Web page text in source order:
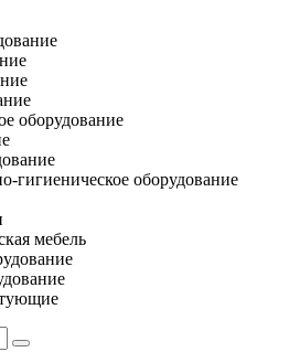
оборудование
гигиеническое оборудование
мебель